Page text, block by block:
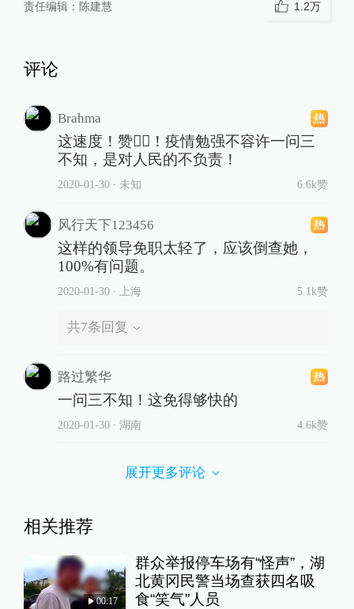
责任编辑： 陈建慧 1.2万
评论
Brahma
这速度！赞👍🏻！疫情勉强不容许一问三
不知，是对人民的不负责！
2020-01-30∙ 未知 6.6k赞
风行天下123456
这样的领导免职太轻了，应该倒查她，
100%有问题。
2020-01-30∙ 上海 5.1k赞
共7条回复
路过繁华
一问三不知！这免得够快的
2020-01-30∙ 湖南 4.6k赞
展开更多评论
相关推荐
00:17
群众举报停车场有“怪声”，湖
北黄冈民警当场查获四名吸
食“笑气”人员